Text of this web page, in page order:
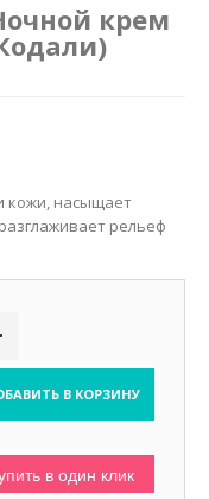
крем
кожи, насыщает
рельеф
В КОРЗИНУ
в один клик